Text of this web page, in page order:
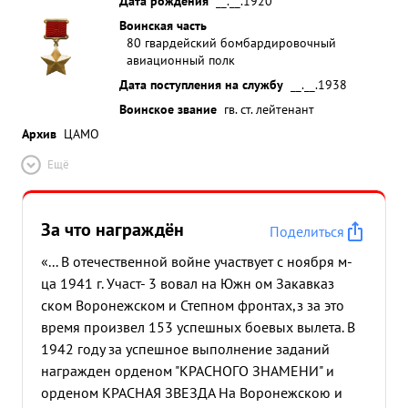
Воинская часть
80 гвардейский бомбардировочный
авиационный полк
Дата поступления на службу
__.__.1938
Воинское звание гв. ст. лейтенант
Архив ЦАМО
Ещё
За что награждён
Поделиться
«... В отечественной войне участвует с ноября м-
ца 1941 г. Участ- 3 вовал на Южн ом Закавказ
ском Воронежском и Степном фронтах,з за это
время произвел 153 успешных боевых вылета. В
1942 году за успешное выполнение заданий
награжден орденом "КРАСНОГО ЗНАМЕНИ" и
орденом КРАСНАЯ ЗВЕЗДА На Воронежскою и